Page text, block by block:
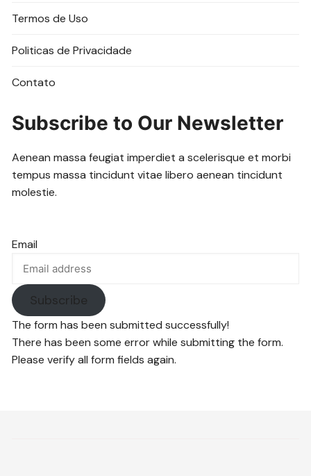
Termos de Uso
Politicas de Privacidade
Contato
Subscribe to Our Newsletter
Aenean massa feugiat imperdiet a scelerisque et morbi
tempus massa tincidunt vitae libero aenean tincidunt
molestie.
Email
Subscribe
The form has been submitted successfully!
There has been some error while submitting the form.
Please verify all form fields again.